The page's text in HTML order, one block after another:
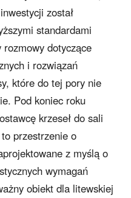
został
standardami
dotyczące
i rozwiązań
które do tej pory nie
Pod koniec roku
krzeseł do sali
przestrzenie o
z myślą o
wymagań
obiekt dla litewskiej